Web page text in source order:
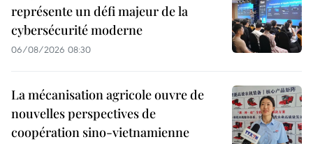
représente un défi majeur de la
cybersécurité moderne
06/08/2026 08:30
La mécanisation agricole ouvre de
nouvelles perspectives de
coopération sino-vietnamienne